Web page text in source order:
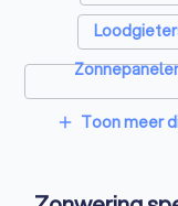
add Toon meer